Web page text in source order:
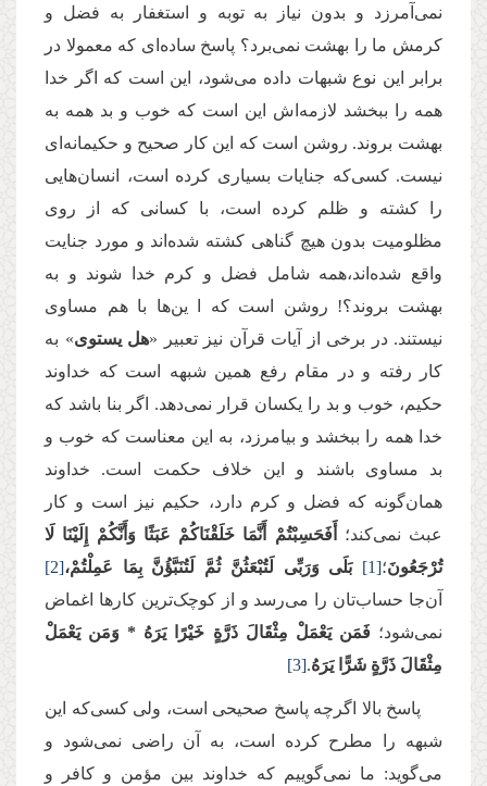
نمی‌آمرزد و بدون نیاز به توبه و استغفار به فضل و
کرمش ما را بهشت نمی‌برد؟ پاسخ ساده‌ای که معمولا در
برابر این نوع شبهات داده می‌شود، این است که اگر خدا
همه را ببخشد لازمه‌اش این است که خوب و بد همه به
بهشت بروند. روشن است که این کار صحیح و حکیمانه‌ای
نیست. کسی‌که جنایات بسیاری کرده است، انسان‌هایی
را کشته و ظلم کرده است، با کسانی که از روی
مظلومیت بدون هیچ گناهی کشته شده‌اند و مورد جنایت
واقع شده‌اند،‌همه شامل فضل و کرم خدا شوند و به
بهشت بروند؟! روشن است که ا ین‌ها با هم مساوی
نیستند. در برخی از آیات قرآن نیز تعبیر «هل یستوی» به
کار رفته و در مقام رفع همین شبهه است که خداوند
حکیم، خوب و بد را یکسان قرار نمی‌دهد. اگر بنا باشد که
خدا همه را ببخشد و بیامرزد، به این معناست که خوب و
بد مساوی باشند و این خلاف حکمت است. خداوند
همان‌گونه که فضل و کرم دارد، حکیم نیز است و کار
عبث نمی‌کند؛
أَفَحَسِبْتُمْ أَنَّمَا خَلَقْنَاكُمْ عَبَثًا وَأَنَّكُمْ إِلَیْنَا لَا
تُرْجَعُونَ؛[1] بَلَى وَرَبِّی لَتُبْعَثُنَّ ثُمَّ لَتُنَبَّؤُنَّ بِمَا عَمِلْتُمْ،[2]
آن‌جا حساب‌تان را می‌رسد و از کوچک‌ترین کارها اغماض
نمی‌شود؛فَمَن یَعْمَلْ مِثْقَالَ ذَرَّةٍ خَیْرًا یَرَهُ * وَمَن یَعْمَلْ
مِثْقَالَ ذَرَّةٍ شَرًّا یَرَهُ.
[3]
پاسخ بالا اگرچه پاسخ صحیحی است، ولی کسی‌که این
شبهه را مطرح کرد‌ه است، به آن راضی نمی‌شود و
می‌گوید: ما نمی‌گوییم که خداوند بین مؤمن و کافر و